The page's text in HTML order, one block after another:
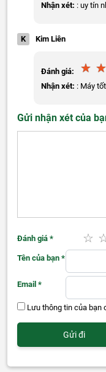
Nhận xét: : uy tín
K Kim Liên
Đánh giá:
Nhận xét: : Máy
Gửi nhận xét của
Đánh giá *
Tên của bạn *
Email *
Lưu thông tin của bạn